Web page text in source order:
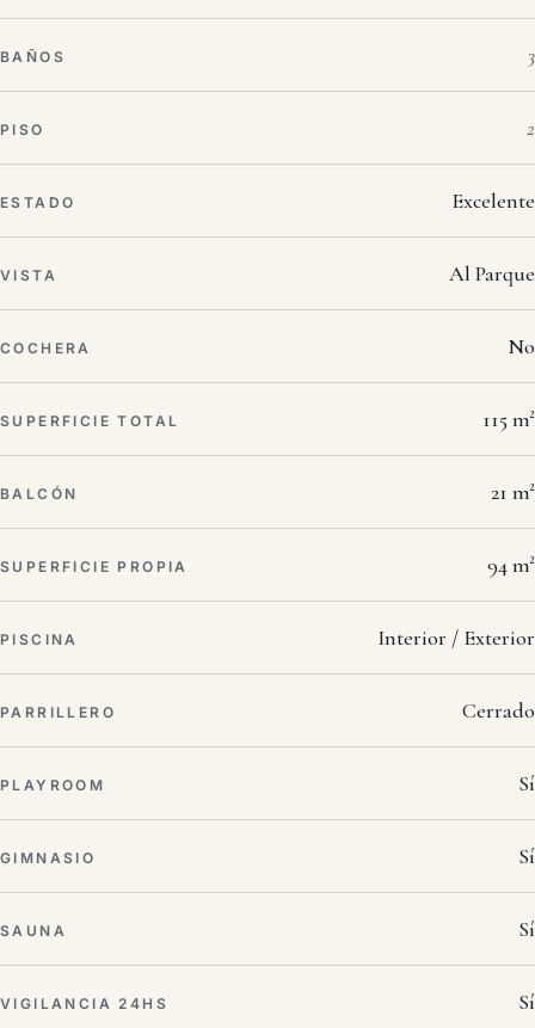
BAÑOS 3
PISO 2
ESTADO Excelente
VISTA Al Parque
COCHERA No
SUPERFICIE TOTAL 115 m²
BALCÓN 21 m²
SUPERFICIE PROPIA 94 m²
PISCINA Interior / Exterior
PARRILLERO Cerrado
PLAYROOM Sí
GIMNASIO Sí
SAUNA Sí
VIGILANCIA 24HS Sí